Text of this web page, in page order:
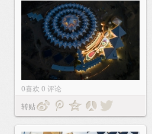
0喜欢 0 评论
转贴